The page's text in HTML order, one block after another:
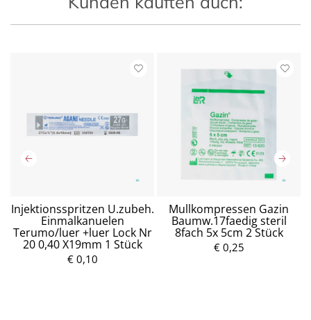
Injektionsspritzen U.zubeh.
Einmalkanuelen
Terumo/luer +luer Lock Nr
20 0,40 X19mm 1 Stück
€ 0,10
Mullkompressen Gazin
Baumw.17faedig steril
8fach 5x 5cm 2 Stück
€ 0,25
P
P